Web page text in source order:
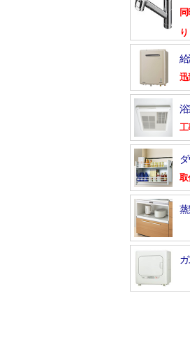
り
給
迅
浴
工
取
蒸